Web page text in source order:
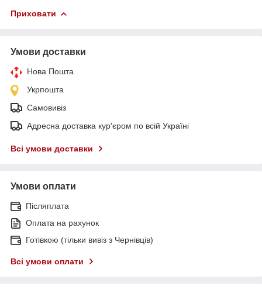
Приховати
Умови доставки
Нова Пошта
Укрпошта
Самовивіз
Адресна доставка кур'єром по всій Україні
Всі умови доставки
Умови оплати
Післяплата
Оплата на рахунок
Готівкою (тільки вивіз з Чернівців)
Всі умови оплати